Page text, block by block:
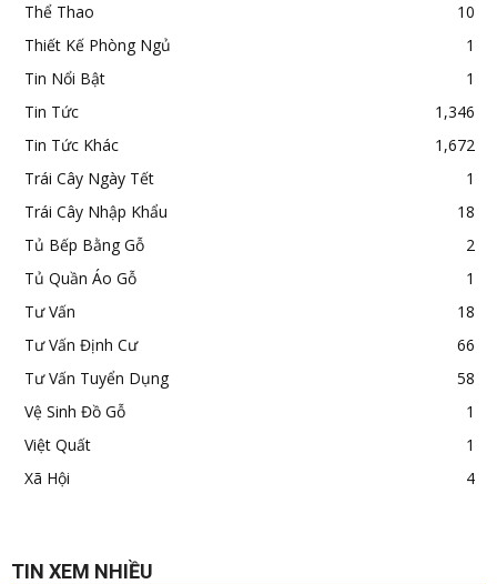
Thể Thao
10
Thiết Kế Phòng Ngủ
1
Tin Nổi Bật
1
Tin Tức
1,346
Tin Tức Khác
1,672
Trái Cây Ngày Tết
1
Trái Cây Nhập Khẩu
18
Tủ Bếp Bằng Gỗ
2
Tủ Quần Áo Gỗ
1
Tư Vấn
18
Tư Vấn Định Cư
66
Tư Vấn Tuyển Dụng
58
Vệ Sinh Đồ Gỗ
1
Việt Quất
1
Xã Hội
4
TIN XEM NHIỀU